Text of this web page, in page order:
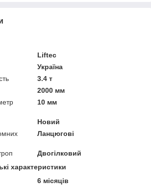
Liftec
Україна
3.4 т
2000 мм
10 мм
Новий
Ланцюгові
Двогілковий
характеристики
6 місяців